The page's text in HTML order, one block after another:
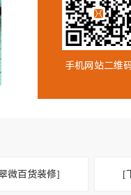
手机网站二维
微百货装修] [